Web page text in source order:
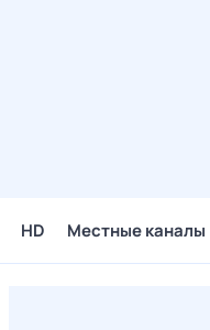
HD Местные каналы